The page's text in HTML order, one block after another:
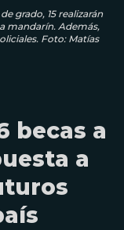
grado, 15 realizarán
mandarín. Además,
Foto: Matías
becas a
a